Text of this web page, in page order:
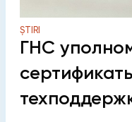
ȘTIRI
ГНС